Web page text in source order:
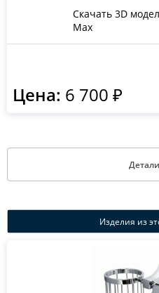
Скачать 3D
Max
Цена: 6 700 ₽
Изделия из